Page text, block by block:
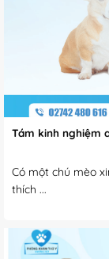
Tám kinh nghiệm
Có một chú mèo
thích ...